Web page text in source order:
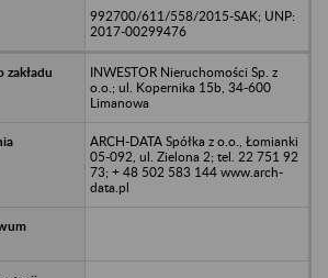
992700/611/558/2015-SAK; UNP:
2017-00299476
INWESTOR Nieruchomości Sp. z
o.o.; ul. Kopernika 15b, 34-600
Limanowa
ARCH-DATA Spółka z o.o., Łomianki
05-092, ul. Zielona 2; tel. 22 751 92
73; + 48 502 583 144 www.arch-
data.pl